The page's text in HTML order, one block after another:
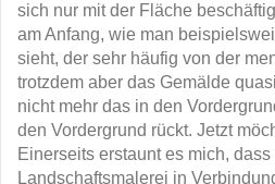
sich nur mit der Fläche
am Anfang, wie man
sieht, der sehr häufig von der
trotzdem aber das Gemälde
nicht mehr das in den
den Vordergrund rückt. Jetzt
Einerseits erstaunt es mich,
Landschaftsmalerei in